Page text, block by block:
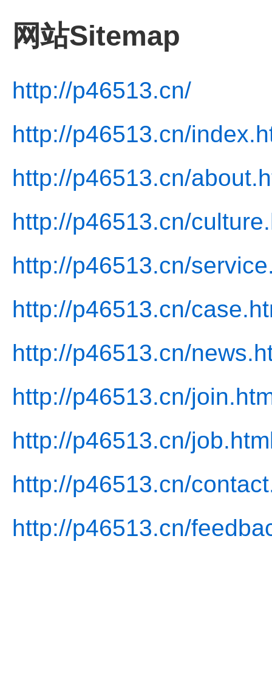
网站Sitemap
http://p46513.cn/
http://p46513.cn/
http://p46513.cn/
http://p46513.cn/
http://p46513.cn/
http://p46513.cn/
http://p46513.cn/
http://p46513.cn/
http://p46513.cn/
http://p46513.cn/
http://p46513.cn/